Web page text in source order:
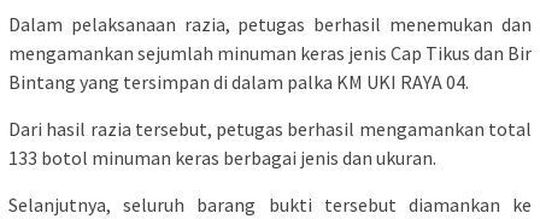
Dalam pelaksanaan razia, petugas berhasil menemukan dan
mengamankan sejumlah minuman keras jenis Cap Tikus dan Bir
Bintang yang tersimpan di dalam palka KM UKI RAYA 04.
Dari hasil razia tersebut, petugas berhasil mengamankan total
133 botol minuman keras berbagai jenis dan ukuran.
Selanjutnya, seluruh barang bukti tersebut diamankan ke